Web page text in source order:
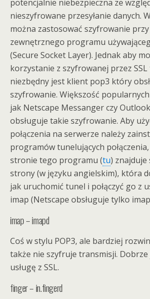
potencjalnie niebezpieczna ze
nieszyfrowane przesyłanie danych.
można zastosować szyfrowanie
zewnętrznego programu
(Secure Socket Layer). Jednak aby
korzystanie z szyfrowanej przez
niezbędny jest klient pop3 który
szyfrowanie. Większość
jak Netscape Messanger czy
obsługuje takie szyfrowanie. Aby
połączenia na serwerze należy
programów tunelujących
stronie tego programu (tu) znajduje
strony (w języku angielskim), która
jak uruchomić tunel i połączyć go z
imap (Netscape obsługuje tylko imap
imap – imapd
Coś w stylu POP3, ale bardziej
także nie szyfruje transmisji. Dobrze
usługę z SSL.
finger – in.fingerd